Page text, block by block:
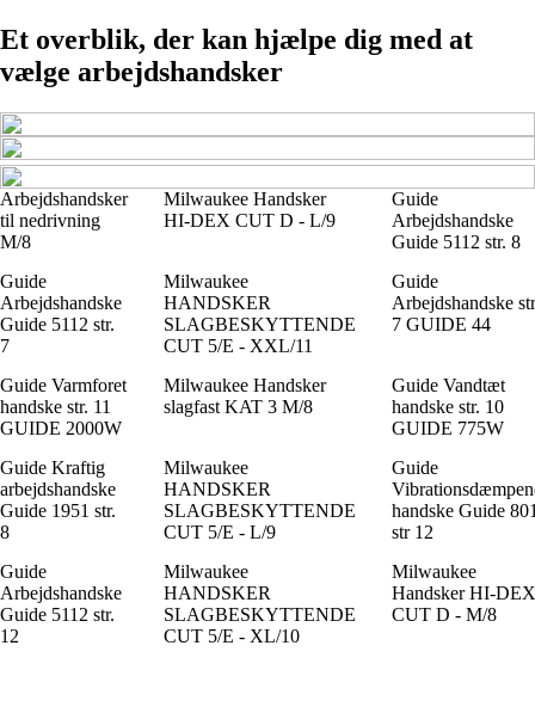
Et overblik, der kan hjælpe dig med at
vælge arbejdshandsker
Arbejdshandsker
til nedrivning
M/8
Milwaukee Handsker
HI-DEX CUT D - L/9
Guide
Arbejdshandske
Guide 5112 str. 8
Guide
Arbejdshandske
Guide 5112 str.
7
Milwaukee
HANDSKER
SLAGBESKYTTENDE
CUT 5/E - XXL/11
Guide
Arbejdshandske
7 GUIDE 44
Guide Varmforet
handske str. 11
GUIDE 2000W
Milwaukee Handsker
slagfast KAT 3 M/8
Guide Vandtæt
handske str. 10
GUIDE 775W
Guide Kraftig
arbejdshandske
Guide 1951 str.
8
Milwaukee
HANDSKER
SLAGBESKYTTENDE
CUT 5/E - L/9
Guide
handske Guide
str 12
Guide
Arbejdshandske
Guide 5112 str.
12
Milwaukee
HANDSKER
SLAGBESKYTTENDE
CUT 5/E - XL/10
Milwaukee
Handsker HI-DEX
CUT D - M/8